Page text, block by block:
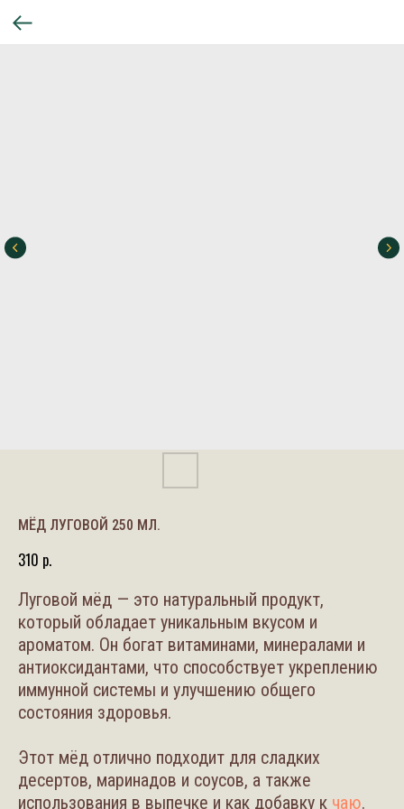
МЁД ЛУГОВОЙ 250 МЛ.
310 р.
Луговой мёд — это натуральный продукт,
который обладает уникальным вкусом и
ароматом. Он богат витаминами, минералами и
антиоксидантами, что способствует укреплению
иммунной системы и улучшению общего
состояния здоровья.
Этот мёд отлично подходит для сладких
десертов, маринадов и соусов, а также
использования в выпечке и как добавку к чаю.